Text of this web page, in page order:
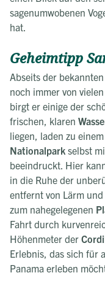
sagenumwobenen
hat.
Geheimtipp
Abseits der
noch immer von
birgt er einige der
frischen, klaren
liegen, laden zu
Nationalpark selbst
beeindruckt. Hier
in die Ruhe der
entfernt von Lärm
zum nahegelegenen
Fahrt durch
Höhenmeter der
Erlebnis, das sich für
Panama erleben